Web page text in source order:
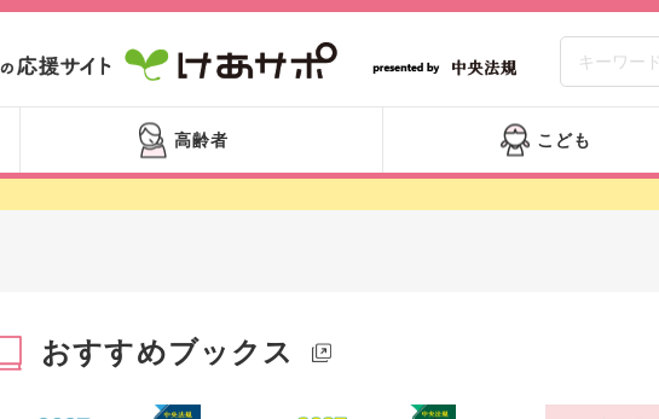
高齢者 こども
おすすめブックス